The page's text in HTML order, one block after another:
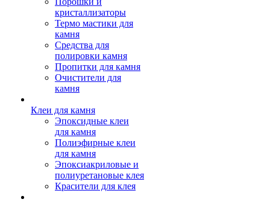
кристаллизаторы
Термо мастики для
камня
Средства для
полировки камня
Пропитки для камня
Очистители для
камня
Клеи для камня
Эпоксидные клеи
для камня
Полиэфирные клеи
для камня
Эпоксиакриловые и
полиуретановые клея
Красители для клея